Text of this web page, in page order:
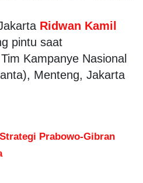
Ridwan Kamil
pintu saat
Kampanye Nasional
Menteng, Jakarta
Prabowo-Gibran